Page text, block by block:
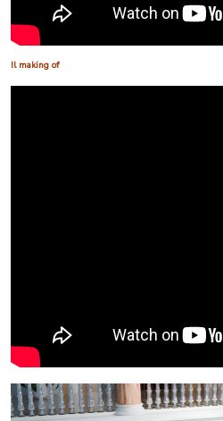
Il making of